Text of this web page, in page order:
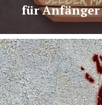
für Anfänger